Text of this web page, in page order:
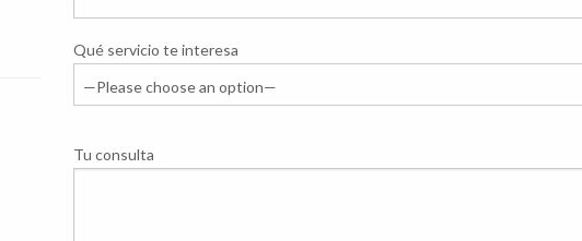
Qué servicio te interesa
Tu consulta